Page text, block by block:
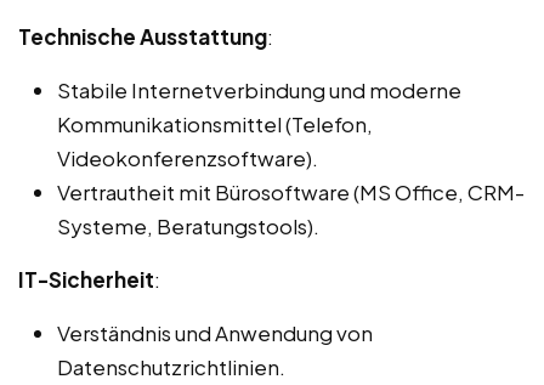
Technische Ausstattung:
Stabile Internetverbindung und moderne
Kommunikationsmittel (Telefon,
Videokonferenzsoftware).
Vertrautheit mit Bürosoftware (MS Office, CRM-
Systeme, Beratungstools).
IT-Sicherheit:
Verständnis und Anwendung von
Datenschutzrichtlinien.